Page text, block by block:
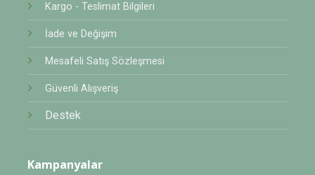
Kargo - Teslimat Bilgileri
İade ve Değişim
Mesafeli Satış Sözleşmesi
Güvenli Alışveriş
Destek
Kampanyalar